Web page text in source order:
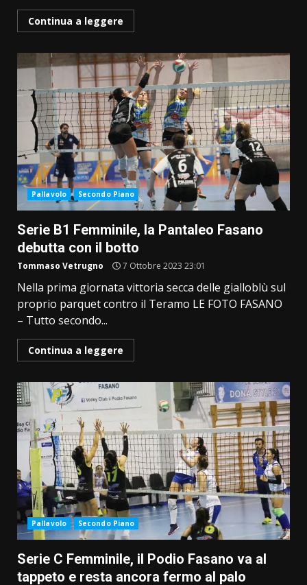
Continua a leggere
Pallavolo Secondo Piano
Serie B1 Femminile, la Pantaleo Fasano
debutta con il botto
Tommaso Vetrugno 7 Ottobre 2023 23:01
Nella prima giornata vittoria secca delle gialloblù sul
proprio parquet contro il Teramo LE FOTO FASANO
– Tutto secondo...
Continua a leggere
Pallavolo Secondo Piano
Serie C Femminile, il Podio Fasano va al
tappeto e resta ancora fermo al palo